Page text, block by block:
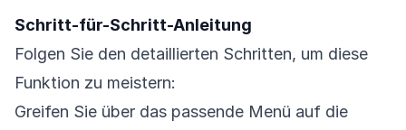
Schritt-für-Schritt-Anleitung
Folgen Sie den detaillierten Schritten, um diese
Funktion zu meistern:
Greifen Sie über das passende Menü auf die